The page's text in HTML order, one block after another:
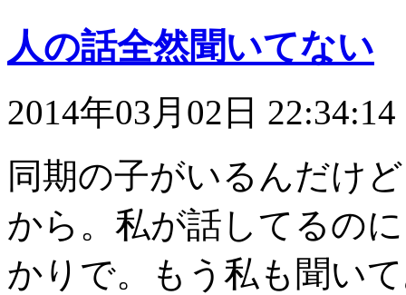
人の話全然聞いてない
2014年03月02日 22:34:14
同期の子がいるんだけ
から。私が話してるの
かりで。もう私も聞い